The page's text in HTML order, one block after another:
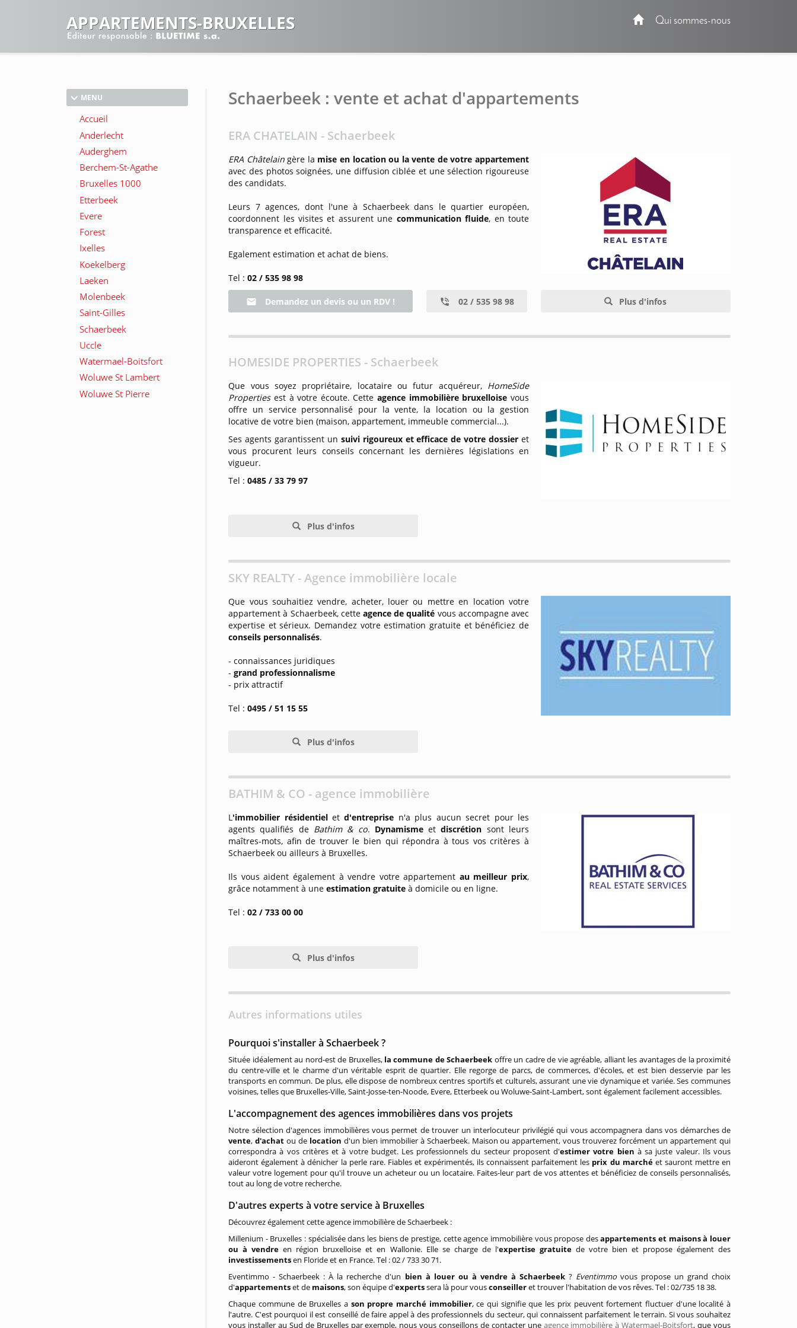
Qui sommes-nous
APPARTEMENTS-BRUXELLES
MENU Schaerbeek : vente et achat d'appartements
ERA CHATELAIN - Schaerbeek
ERA Châtelaingère la mise en location ou la vente de votre appartement
avec des photos soignées, une diffusion ciblée et une sélection rigoureuse
des candidats.
Leurs 7 agences, dont l'une à Schaerbeek dans le quartier européen,
coordonnent les visites et assurent une communication fluide, en toute
transparence et efficacité.
Egalement estimation et achat de biens.
Tel :02 / 535 98 98
Demandez un devis ou un RDV ! 02 / 535 98 98 Plus d'infos
HOMESIDE PROPERTIES - Schaerbeek
Que vous soyez propriétaire, locataire ou futur acquéreur, HomeSide
Properties est à votre écoute. Cetteagence immobilière bruxelloise vous
offre un service personnalisé pour la vente, la location ou la gestion
locative de votre bien (maison, appartement, immeuble commercial...).
Ses agents garantissent un suivi rigoureux et efficace de votre dossier et
vous procurent leurs conseils concernant les dernières législations en
vigueur.
Tel :0485 / 33 79 97
Plus d'infos
SKY REALTY - Agence immobilière locale
Que vous souhaitiez vendre, acheter, louer ou mettre en location votre
appartement à Schaerbeek, cetteagence de qualité vous accompagne avec
expertise et sérieux. Demandez votre estimation gratuite et bénéficiez de
conseils personnalisés.
- connaissances juridiques
-grand professionnalisme
- prix attractif
Tel :0495 / 51 15 55
Plus d'infos
BATHIM & CO - agence immobilière
L'immobilier résidentieletd'entreprise n'a plus aucun secret pour les
agents qualifiés deBathim & co. Dynamismeetdiscrétion sont leurs
maîtres-mots, afin de trouver le bien qui répondra à tous vos critères à
Schaerbeek ou ailleurs à Bruxelles.
Ils vous aident également à vendre votre appartement au meilleur prix,
grâce notamment à uneestimation gratuite à domicile ou en ligne.
Tel :02 / 733 00 00
Plus d'infos
Autres informations utiles
Pourquoi s'installer à Schaerbeek ?
Située idéalement au nord-est de Bruxelles, la commune de Schaerbeek offre un cadre de vie agréable, alliant les avantages de la proximité
du centre-ville et le charme d'un véritable esprit de quartier. Elle regorge de parcs, de commerces, d'écoles, et est bien desservie par les
transports en commun. De plus, elle dispose de nombreux centres sportifs et culturels, assurant une vie dynamique et variée. Ses communes
voisines, telles que Bruxelles-Ville, Saint-Josse-ten-Noode, Evere, Etterbeek ou Woluwe-Saint-Lambert, sont également facilement accessibles.
L'accompagnement des agences immobilières dans vos projets
Notre sélection d'agences immobilières vous permet de trouver un interlocuteur privilégié qui vous accompagnera dans vos démarches de
vente,d'achatou de location d'un bien immobilier à Schaerbeek. Maison ou appartement, vous trouverez forcément un appartement qui
correspondra à vos critères et à votre budget. Les professionnels du secteur proposent d'estimer votre bien à sa juste valeur. Ils vous
aideront également à dénicher la perle rare. Fiables et expérimentés, ils connaissent parfaitement les prix du marchéet sauront mettre en
valeur votre logement pour qu'il trouve un acheteur ou un locataire. Faites-leur part de vos attentes et bénéficiez de conseils personnalisés,
tout au long de votre recherche.
D'autres experts à votre service à Bruxelles
Découvrez également cette agence immobilière de Schaerbeek :
Millenium - Bruxelles : spécialisée dans les biens de prestige, cette agence immobilière vous propose desappartements et maisons à louer
ou à vendre en région bruxelloise et en Wallonie. Elle se charge de l'expertise gratuite de votre bien et propose également des
investissementsen Floride et en France. Tel : 02 / 733 30 71.
Eventimmo - Schaerbeek : À la recherche d'un bien à louer ou à vendre à Schaerbeek? Eventimmo vous propose un grand choix
d'appartementset de maisons, son équipe d'expertssera là pour vousconseilleret trouver l'habitation de vos rêves. Tel : 02/735 18 38.
Chaque commune de Bruxelles a son propre marché immobilier, ce qui signifie que les prix peuvent fortement fluctuer d'une localité à
l'autre. C'est pourquoi il est conseillé de faire appel à des professionnels du secteur, qui connaissent parfaitement le terrain. Si vous souhaitez
vous installer au Sud de Bruxelles par exemple, nous vous conseillons de contacter une agence immobilière à Watermael-Boitsfort, que vous